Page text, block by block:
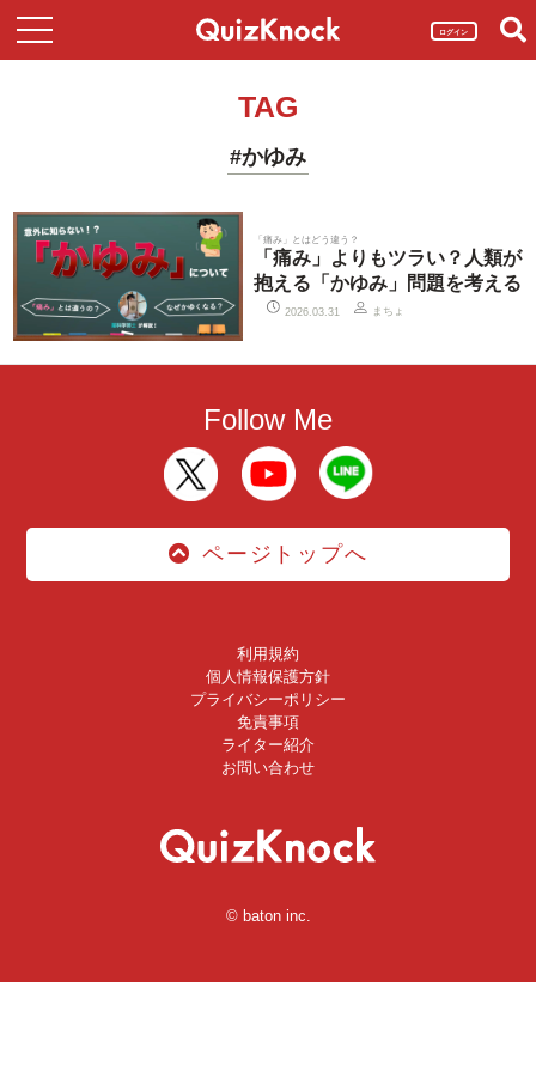
ログイン
TAG
#かゆみ
「痛み」とはどう違う？
「痛み」よりもツラい？人類が
抱える「かゆみ」問題を考える
2026.03.31 まちょ
Follow Me
ページトップへ
利用規約
個人情報保護方針
プライバシーポリシー
免責事項
ライター紹介
お問い合わせ
© baton inc.